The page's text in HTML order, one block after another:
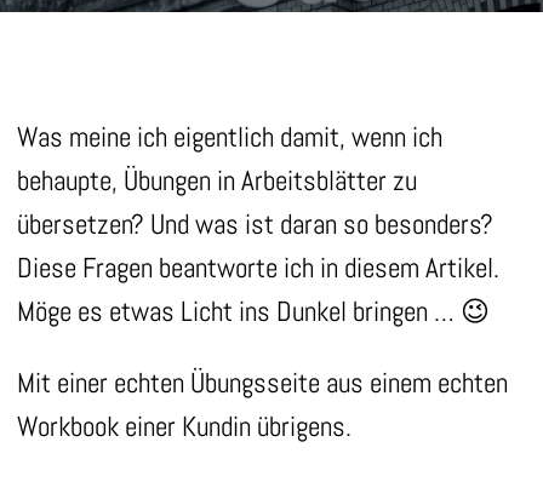
Was meine ich eigentlich damit, wenn ich
behaupte, Übungen in Arbeitsblätter zu
übersetzen? Und was ist daran so besonders?
Diese Fragen beantworte ich in diesem Artikel.
Möge es etwas Licht ins Dunkel bringen … 😉
Mit einer echten Übungsseite aus einem echten
Workbook einer Kundin übrigens.